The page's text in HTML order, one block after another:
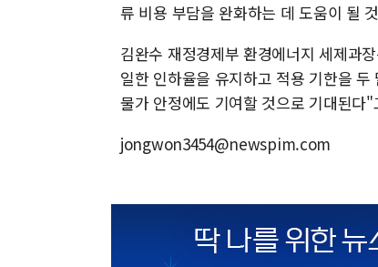
류 비용 부담을 완화하는 데 도움이 될
김완수 재정경제부 환경에너지 세제과
일한 인하율을 유지하고 적용 기한을
물가 안정에도 기여할 것으로 기대된다
jongwon3454@newspim.com